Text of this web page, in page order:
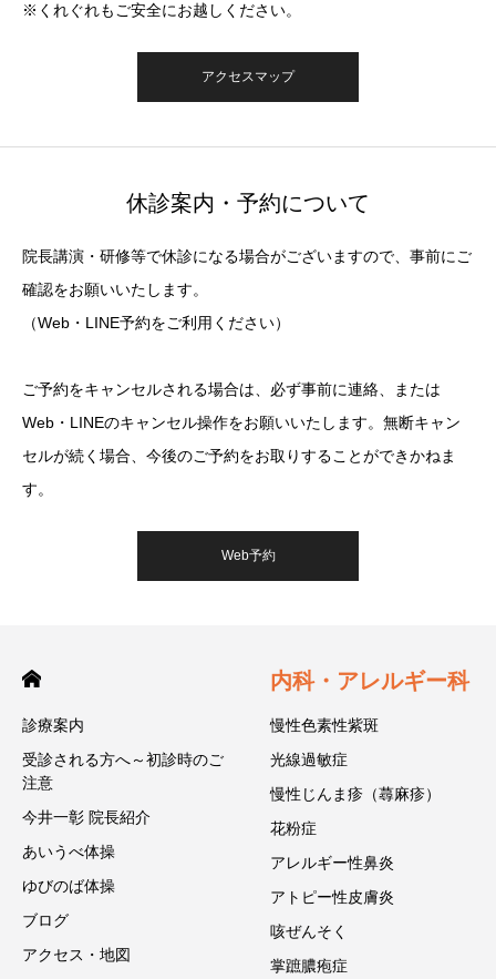
※くれぐれもご安全にお越しください。
アクセスマップ
休診案内・予約について
院長講演・研修等で休診になる場合がございますので、事前にご
確認をお願いいたします。
（Web・LINE予約をご利用ください）
ご予約をキャンセルされる場合は、必ず事前に連絡、または
Web・LINEのキャンセル操作をお願いいたします。無断キャン
セルが続く場合、今後のご予約をお取りすることができかねま
す。
Web予約
診療案内
受診される方へ～初診時のご
注意
今井一彰 院長紹介
あいうべ体操
ゆびのば体操
ブログ
アクセス・地図
内科・アレルギー科
慢性色素性紫斑
光線過敏症
慢性じんま疹（蕁麻疹）
花粉症
アレルギー性鼻炎
アトピー性皮膚炎
咳ぜんそく
掌蹠膿疱症